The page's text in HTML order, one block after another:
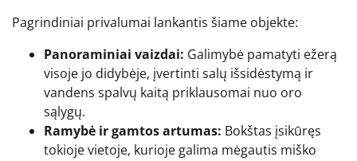
Pagrindiniai privalumai lankantis šiame objekte:
Panoraminiai vaizdai: Galimybė pamatyti ežerą
visoje jo didybėje, įvertinti salų išsidėstymą ir
vandens spalvų kaitą priklausomai nuo oro
sąlygų.
Ramybė ir gamtos artumas: Bokštas įsikūręs
tokioje vietoje, kurioje galima mėgautis miško